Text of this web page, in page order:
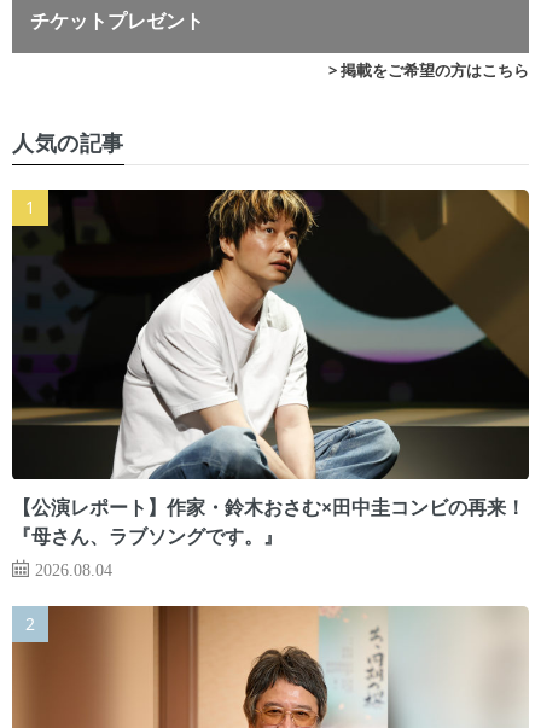
チケットプレゼント
> 掲載をご希望の方はこちら
人気の記事
【公演レポート】作家・鈴木おさむ×田中圭コンビの再来！
『母さん、ラブソングです。』
2026.08.04